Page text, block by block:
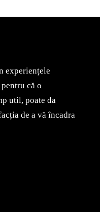
experiențele
că o
util, poate da
de a vă încadra